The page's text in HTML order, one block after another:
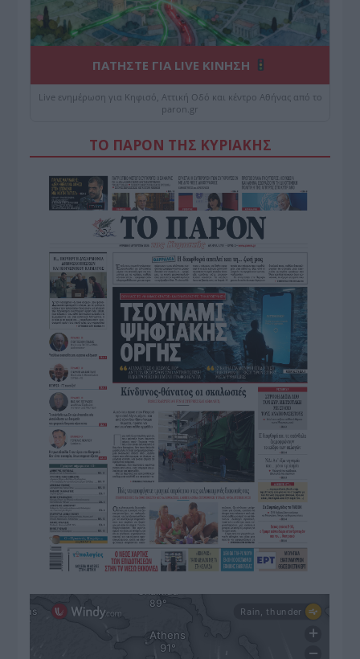
ΠΑΤΗΣΤΕ ΓΙΑ LIVE ΚΙΝΗΣΗ
Live ενημέρωση για Κηφισό, Αττική Οδό και κέντρο Αθήνας από το
paron.gr
ΤΟ ΠΑΡΟΝ ΤΗΣ ΚΥΡΙΑΚΗΣ